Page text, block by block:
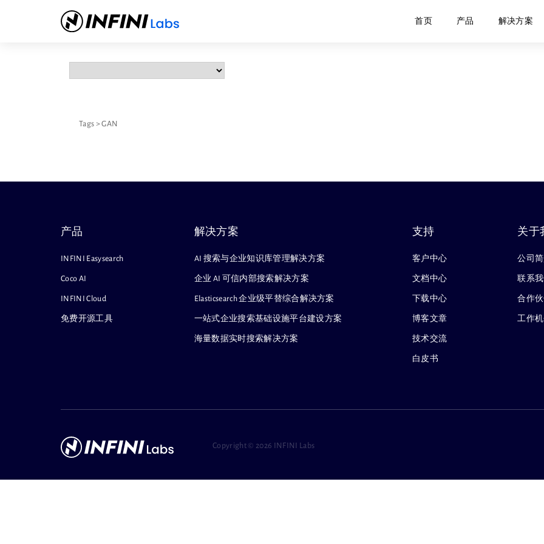
首页 产品 解决方案
Tags >GAN
产品
INFINI Easysearch
Coco AI
INFINI Cloud
免费开源工具
解决方案
AI 搜索与企业知识库管理解决方案
企业 AI 可信内部搜索解决方案
Elasticsearch 企业级平替综合解决方案
一站式企业搜索基础设施平台建设方案
海量数据实时搜索解决方案
支持
客户中心
文档中心
下载中心
博客文章
技术交流
白皮书
关于
公司
联系我
合作
工作
Copyright © 2026 INFINI Labs